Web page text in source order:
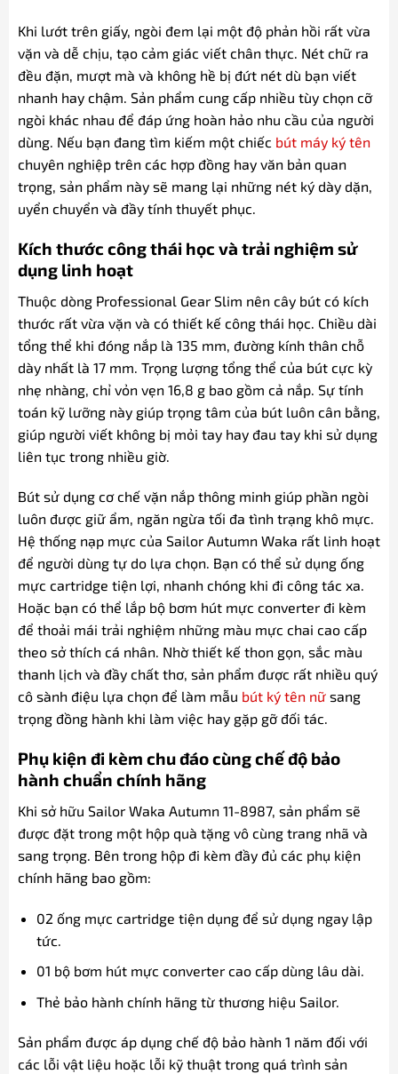
Khi lướt trên giấy, ngòi đem lại một độ phản hồi rất vừa
vặn và dễ chịu, tạo cảm giác viết chân thực. Nét chữ ra
đều đặn, mượt mà và không hề bị đứt nét dù bạn viết
nhanh hay chậm. Sản phẩm cung cấp nhiều tùy chọn cỡ
ngòi khác nhau để đáp ứng hoàn hảo nhu cầu của người
dùng. Nếu bạn đang tìm kiếm một chiếc bút máy ký tên
chuyên nghiệp trên các hợp đồng hay văn bản quan
trọng, sản phẩm này sẽ mang lại những nét ký dày dặn,
uyển chuyển và đầy tính thuyết phục.
Kích thước công thái học và trải nghiệm sử
dụng linh hoạt
Thuộc dòng Professional Gear Slim nên cây bút có kích
thước rất vừa vặn và có thiết kế công thái học. Chiều dài
tổng thể khi đóng nắp là 135 mm, đường kính thân chỗ
dày nhất là 17 mm. Trọng lượng tổng thể của bút cực kỳ
nhẹ nhàng, chỉ vỏn vẹn 16,8 g bao gồm cả nắp. Sự tính
toán kỹ lưỡng này giúp trọng tâm của bút luôn cân bằng,
giúp người viết không bị mỏi tay hay đau tay khi sử dụng
liên tục trong nhiều giờ.
Bút sử dụng cơ chế vặn nắp thông minh giúp phần ngòi
luôn được giữ ẩm, ngăn ngừa tối đa tình trạng khô mực.
Hệ thống nạp mực của Sailor Autumn Waka rất linh hoạt
để người dùng tự do lựa chọn. Bạn có thể sử dụng ống
mực cartridge tiện lợi, nhanh chóng khi đi công tác xa.
Hoặc bạn có thể lắp bộ bơm hút mực converter đi kèm
để thoải mái trải nghiệm những màu mực chai cao cấp
theo sở thích cá nhân. Nhờ thiết kế thon gọn, sắc màu
thanh lịch và đầy chất thơ, sản phẩm được rất nhiều quý
cô sành điệu lựa chọn để làm mẫu bút ký tên nữsang
trọng đồng hành khi làm việc hay gặp gỡ đối tác.
Phụ kiện đi kèm chu đáo cùng chế độ bảo
hành chuẩn chính hãng
Khi sở hữu Sailor Waka Autumn 11-8987, sản phẩm sẽ
được đặt trong một hộp quà tặng vô cùng trang nhã và
sang trọng. Bên trong hộp đi kèm đầy đủ các phụ kiện
chính hãng bao gồm:
02 ống mực cartridge tiện dụng để sử dụng ngay lập
tức.
01 bộ bơm hút mực converter cao cấp dùng lâu dài.
Thẻ bảo hành chính hãng từ thương hiệu Sailor.
Sản phẩm được áp dụng chế độ bảo hành 1 năm đối với
các lỗi vật liệu hoặc lỗi kỹ thuật trong quá trình sản